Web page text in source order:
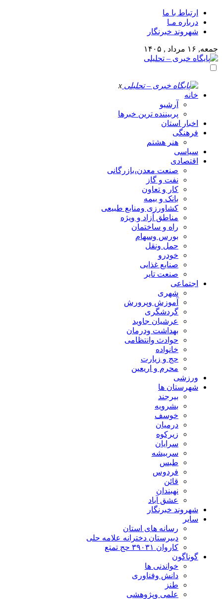
ارتباط با ما
درباره مـا
شهروند خبرنگار
جمعه, ۱۶ مرداد , ۱۴۰۵
x
خانه
آرشیو
پربیننده ترین خبرها
اخبار استان
فرهنگی
هنر هشتم
سیاسی
اقتصادی
صنعت معدن،بازرگانی
نفت و گاز
کار و تعاون
بانک و بیمه
کشاورزی ومنابع طبیعی
مناطق آزاد و ویژه
راه و ساختمان
بورس وسهام
حمل ونقل
خودرو
صنایع غذایی
صنعت تایر
اجتماعی
شهری
آموزش وپرورش
گردشگری
عرشیان جاوید
بهداشت ودرمان
حوادث وانتظامی
خانواده
حج و زیارت
محرم و اریعین
ورزشی
شهرستان ها
بیرجند
بشرویه
خوسف
درمیان
زیرکوه
سرایان
سربیشه
طبس
فردوس
قائن
نهبندان
عشق آباد
شهروند خبرنگار
سایر
رسانه های استان
دبیرستان دخترانه علامه حلی
کاروان ۳۹۰۳۱ حج تمتع
گوناگون
خواندنی ها
دانش وفناوری
طنز
علمی وپژوهشی